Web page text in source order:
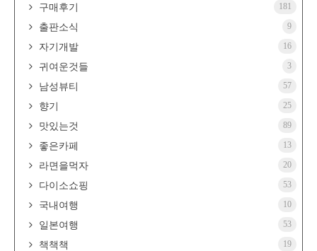
구매후기 181
출판소식 9
자기개발 16
귀여운것들 3
남성뷰티 57
향기 25
맛있는것 89
좋은카페 13
라면을먹자 20
다이소쇼핑 53
국내여행 10
일본여행 53
책책책 19